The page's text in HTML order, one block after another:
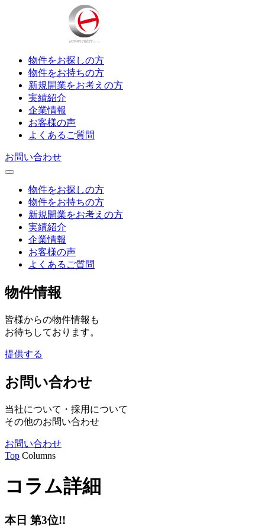
物件をお探しの方
物件をお持ちの方
新規開業をお考えの方
実績紹介
企業情報
お客様の声
よくあるご質問
お問い合わせ
物件をお探しの方
物件をお持ちの方
新規開業をお考えの方
実績紹介
企業情報
お客様の声
よくあるご質問
物件情報
皆様からの物件情報も
お待ちしております。
提供する
お問い合わせ
当社について・採用について
その他のお問い合わせ
お問い合わせ
Top Columns
コラム詳細
本日 第3位!!